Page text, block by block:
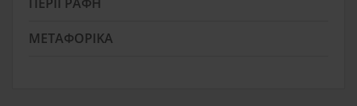
ΜΕΤΑΦΟΡΙΚΆ